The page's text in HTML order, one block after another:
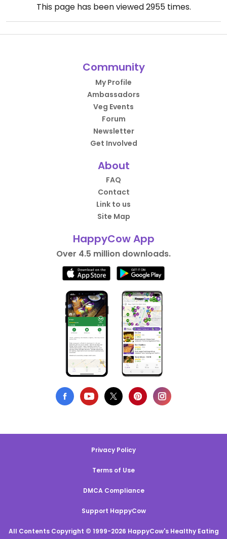
This page has been viewed2955times.
Community
My Profile
Ambassadors
Veg Events
Forum
Newsletter
Get Involved
About
FAQ
Contact
Link to us
Site Map
HappyCow App
Over 4.5 million downloads.
Privacy Policy
Terms of Use
DMCA Compliance
Support HappyCow
All Contents Copyright © 1999-2026 HappyCow's Healthy Eating